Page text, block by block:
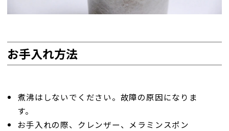
お手入れ方法
煮沸はしないでください。故障の原因になりま
す。
お手入れの際、クレンザー、メラミンスポン